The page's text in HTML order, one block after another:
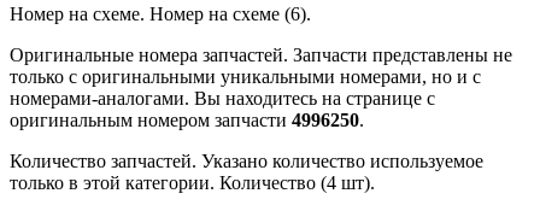
Номер на схеме. Номер на схеме (6).
Оригинальные номера запчастей. Запчасти представлены не
только с оригинальными уникальными номерами, но и с
номерами-аналогами. Вы находитесь на странице с
оригинальным номером запчасти 4996250.
Количество запчастей. Указано количество используемое
только в этой категории. Количество (4 шт).